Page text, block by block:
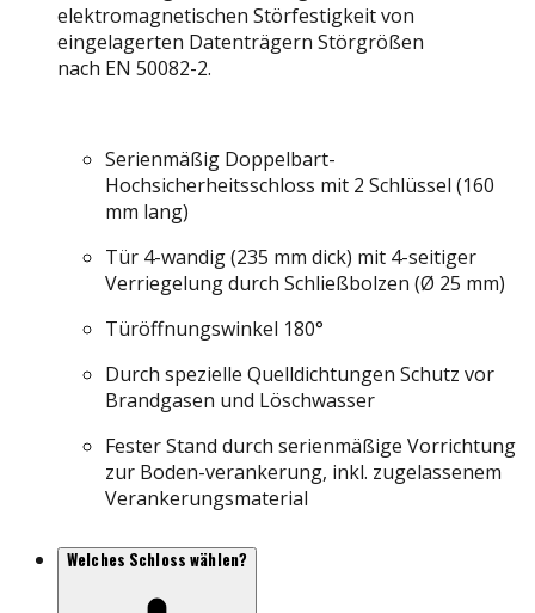
elektromagnetischen Störfestigkeit von
eingelagerten Datenträgern Störgrößen
nach EN 50082-2.
Serienmäßig Doppelbart-
Hochsicherheitsschloss mit 2 Schlüssel (160
mm lang)
Tür 4-wandig (235 mm dick) mit 4-seitiger
Verriegelung durch Schließbolzen (Ø 25 mm)
Türöffnungswinkel 180°
Durch spezielle Quelldichtungen Schutz vor
Brandgasen und Löschwasser
Fester Stand durch serienmäßige Vorrichtung
zur Boden-verankerung, inkl. zugelassenem
Verankerungsmaterial
Welches Schloss wählen?